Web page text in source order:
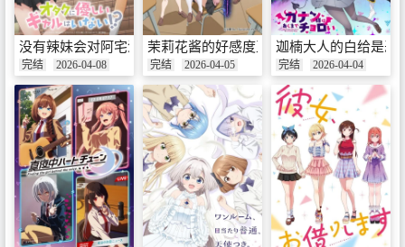
没有辣妹会对阿宅温柔!?
完结 2026-04-08
茉莉花酱的好感度正在崩坏
完结 2026-04-05
迦楠大人的白给是恶
完结 2026-04-04